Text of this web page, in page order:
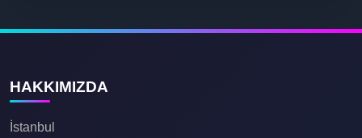
🔥
HAKKIMIZDA
İstanbul